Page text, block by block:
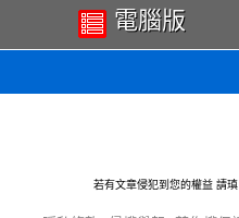
電腦版
若有文章侵犯到您的權益 請瑱